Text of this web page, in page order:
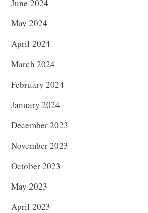
June 2024
May 2024
April 2024
March 2024
February 2024
January 2024
December 2023
November 2023
October 2023
May 2023
April 2023